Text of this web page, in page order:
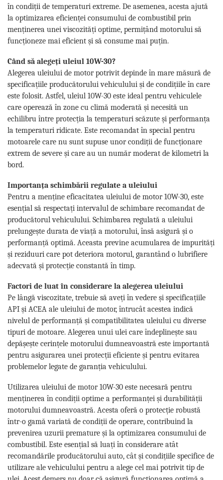
în condiții de temperaturi extreme. De asemenea, acesta ajută
la optimizarea eficienței consumului de combustibil prin
menținerea unei viscozități optime, permițând motorului să
funcționeze mai eficient și să consume mai puțin.
Când să alegeți uleiul 10W-30?
Alegerea uleiului de motor potrivit depinde în mare măsură de
specificațiile producătorului vehiculului și de condițiile în care
este folosit. Astfel, uleiul 10W-30 este ideal pentru vehiculele
care operează în zone cu climă moderată și necesită un
echilibru între protecția la temperaturi scăzute și performanța
la temperaturi ridicate. Este recomandat în special pentru
motoarele care nu sunt supuse unor condiții de funcționare
extrem de severe și care au un număr moderat de kilometri la
bord.
Importanța schimbării regulate a uleiului
Pentru a menține eficacitatea uleiului de motor 10W-30, este
esențial să respectați intervalul de schimbare recomandat de
producătorul vehiculului. Schimbarea regulată a uleiului
prelungește durata de viață a motorului, însă asigură și o
performanță optimă. Aceasta previne acumularea de impurități
și reziduuri care pot deteriora motorul, garantând o lubrifiere
adecvată și protecție constantă în timp.
Factori de luat în considerare la alegerea uleiului
Pe lângă viscozitate, trebuie să aveți în vedere și specificațiile
API și ACEA ale uleiului de motor, întrucât acestea indică
nivelul de performanță și compatibilitatea uleiului cu diverse
tipuri de motoare. Alegerea unui ulei care îndeplinește sau
depășește cerințele motorului dumneavoastră este importantă
pentru asigurarea unei protecții eficiente și pentru evitarea
problemelor legate de garanția vehiculului.
Utilizarea uleiului de motor 10W-30 este necesară pentru
menținerea în condiții optime a performanței și durabilității
motorului dumneavoastră. Acesta oferă o protecție robustă
într-o gamă variată de condiții de operare, contribuind la
prevenirea uzurii premature și la optimizarea consumului de
combustibil. Este esențial să luați în considerare atât
recomandările producătorului auto, cât și condițiile specifice de
utilizare ale vehiculului pentru a alege cel mai potrivit tip de